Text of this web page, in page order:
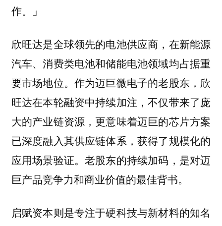
作。」
欣旺达是全球领先的电池供应商，在新能源
汽车、消费类电池和储能电池领域均占据重
要市场地位。作为迈巨微电子的老股东，欣
旺达在本轮融资中持续加注，不仅带来了庞
大的产业链资源，更意味着迈巨的芯片方案
已深度融入其供应链体系，获得了规模化的
应用场景验证。老股东的持续加码，是对迈
巨产品竞争力和商业价值的最佳背书。
启赋资本则是专注于硬科技与新材料的知名